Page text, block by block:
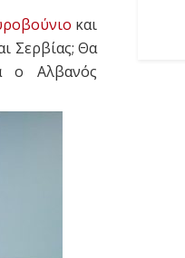
και
Σερβίας; Θα
ο Αλβανός